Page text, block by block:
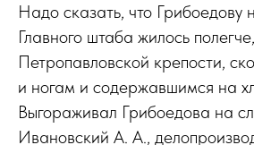
Надо сказать, что Грибоедову
Главного штаба жилось
Петропавловской крепости,
и ногам и содержавшимся на
Выгораживал Грибоедова на
Ивановский А. А.,